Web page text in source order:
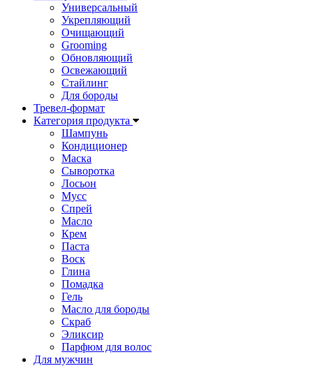
Универсальный
Укрепляющий
Очищающий
Grooming
Обновляющий
Освежающий
Стайлинг
Для бороды
Тревел-формат
Категория продукта
Шампунь
Кондиционер
Маска
Сыворотка
Лосьон
Мусс
Спрей
Масло
Крем
Паста
Воск
Глина
Помадка
Гель
Масло для бороды
Cкраб
Эликсир
Парфюм для волос
Для мужчин